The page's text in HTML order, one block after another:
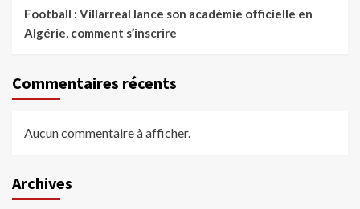
Football : Villarreal lance son académie officielle en
Algérie, comment s’inscrire
Commentaires récents
Aucun commentaire à afficher.
Archives